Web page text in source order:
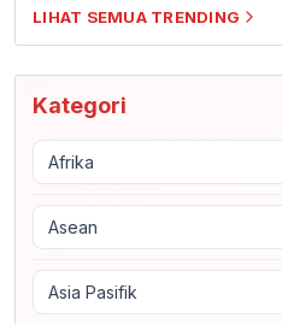
LIHAT SEMUA TRENDING
Kategori
Afrika
Asean
Asia Pasifik